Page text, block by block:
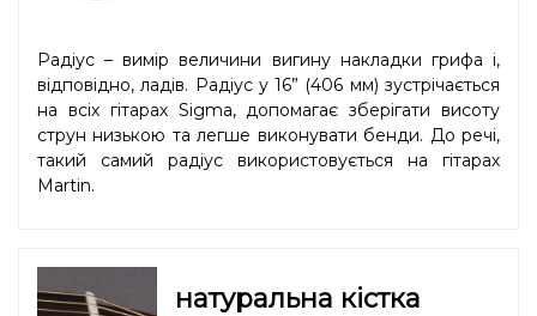
Радіус – вимір величини вигину накладки грифа і,
відповідно, ладів. Радіус у 16” (406 мм) зустрічається
на всіх гітарах Sigma, допомагає зберігати висоту
струн низькою та легше виконувати бенди. До речі,
такий самий радіус використовується на гітарах
Martin.
натуральна кістка